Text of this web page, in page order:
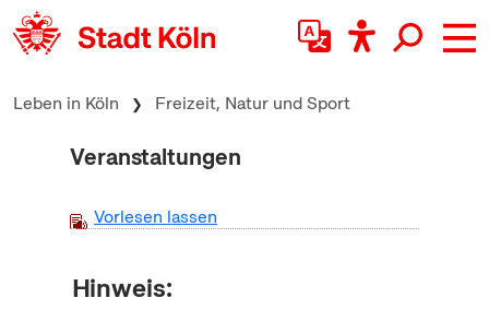
zum Inhalt springen
Leben in Köln Freizeit, Natur und Sport
Veranstaltungen
Vorlesen lassen
Hinweis: